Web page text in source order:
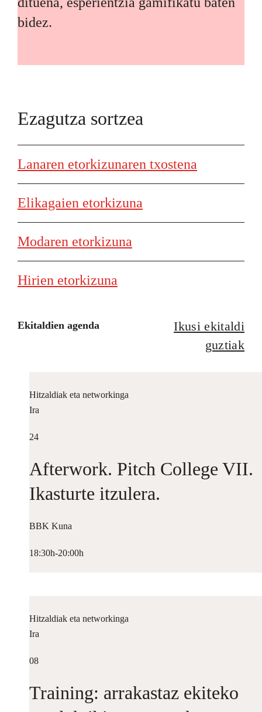
bidez.
Ezagutza sortzea
Lanaren etorkizunaren txostena
Elikagaien etorkizuna
Modaren etorkizuna
Hirien etorkizuna
Ekitaldien agenda
Ikusi ekitaldi
guztiak
Hitzaldiak eta networkinga
Ira
24
Afterwork. Pitch College VII.
Ikasturte itzulera.
BBK Kuna
18:30h-20:00h
Hitzaldiak eta networkinga
Ira
08
Training: arrakastaz ekiteko